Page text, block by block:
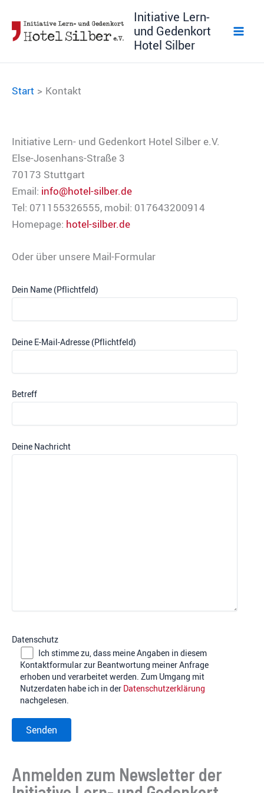
Inhalt
springen
Initiative Lern-
und Gedenkort
Hotel Silber
Start Kontakt
Initiative Lern- und Gedenkort Hotel Silber e.V.
Else-Josenhans-Straße 3
70173 Stuttgart
Email: info@hotel-silber.de
Tel: 071155326555, mobil: 017643200914
Homepage: hotel-silber.de
Oder über unsere Mail-Formular
Dein Name (Pflichtfeld)
Deine E-Mail-Adresse (Pflichtfeld)
Betreff
Deine Nachricht
Datenschutz
Ich stimme zu, dass meine Angaben in diesem
Kontaktformular zur Beantwortung meiner Anfrage
erhoben und verarbeitet werden. Zum Umgang mit
Nutzerdaten habe ich in der Datenschutzerklärung
nachgelesen.
Anmelden zum Newsletter der